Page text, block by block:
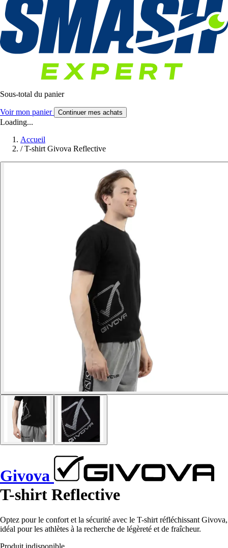
Sous-total du panier
Voir mon panier Continuer mes achats
Loading...
Accueil
/ T-shirt Givova Reflective
Givova
T-shirt Reflective
Optez pour le confort et la sécurité avec le T-shirt réfléchissant Givova,
idéal pour les athlètes à la recherche de légèreté et de fraîcheur.
Produit indisponible